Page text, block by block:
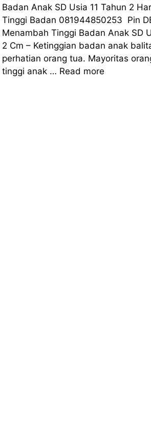
Badan Anak SD Usia 11 Tahun 2
Tinggi Badan 081944850253 Pin
Menambah Tinggi Badan Anak SD
2 Cm – Ketinggian badan anak
perhatian orang tua. Mayoritas
tinggi anak … Read more